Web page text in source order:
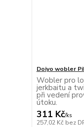
Doiyo wobler
Wobler pro
jerkbaitu a
při vedení
útoku.
311 Kč/ks
257,02 Kč bez